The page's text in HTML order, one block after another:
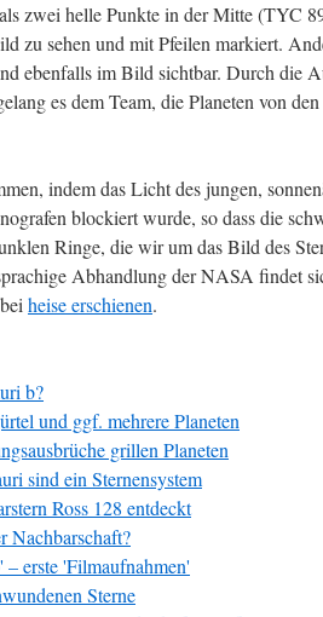
zwei helle Punkte in der Mitte (TYC
zu sehen und mit Pfeilen markiert.
ebenfalls im Bild sichtbar. Durch die
es dem Team, die Planeten von
indem das Licht des jungen,
blockiert wurde, so dass die
Ringe, die wir um das Bild des
Abhandlung der NASA findet
heise erschienen.
b?
und ggf. mehrere Planeten
grillen Planeten
sind ein Sternensystem
Ross 128 entdeckt
Nachbarschaft?
erste 'Filmaufnahmen'
Sterne